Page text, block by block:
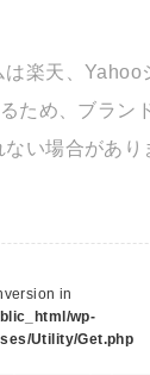
楽天、Yahoo
ため、ブラン
い場合があり
in
wp-
Utility/Get.php